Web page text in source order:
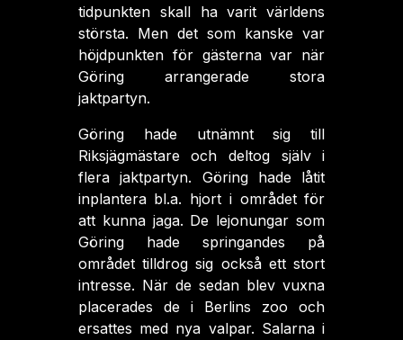
tidpunkten skall ha varit världens
största. Men det som kanske var
höjdpunkten för gästerna var när
Göring arrangerade stora
jaktpartyn.
Göring hade utnämnt sig till
Riksjägmästare och deltog själv i
flera jaktpartyn. Göring hade låtit
inplantera bl.a. hjort i området för
att kunna jaga. De lejonungar som
Göring hade springandes på
området tilldrog sig också ett stort
intresse. När de sedan blev vuxna
placerades de i Berlins zoo och
ersattes med nya valpar. Salarna i